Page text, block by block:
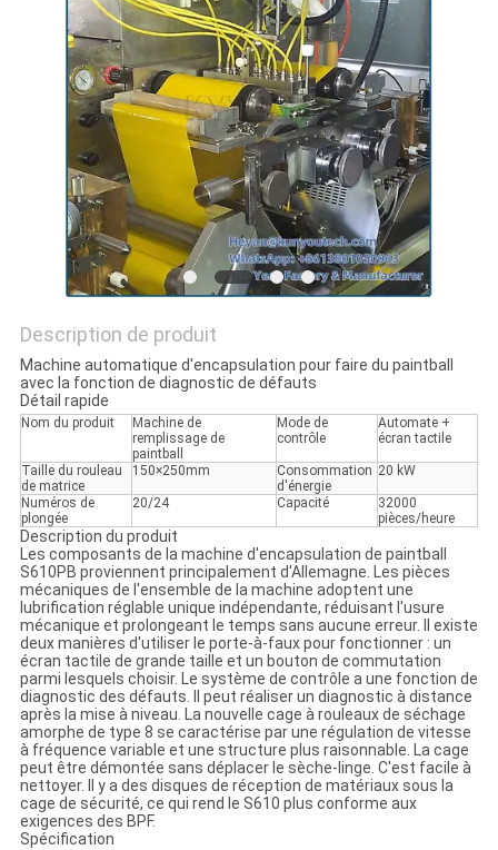
DEMANDEZ
UN DEVIS
PLAN
PRIVACY
Description de produit
Machine automatique d'encapsulation pour faire du paintball
avec la fonction de diagnostic de défauts
Détail rapide
Nom du produit
Machine de
remplissage de
paintball
Mode de
contrôle
Automate +
écran tactile
Taille du rouleau
de matrice
150×250mm
Consommation
d'énergie
20 kW
Numéros de
plongée
20/24 Capacité
32000
pièces/heure
Description du produit
Les composants de la machine d'encapsulation de paintball
S610PB proviennent principalement d'Allemagne. Les pièces
mécaniques de l'ensemble de la machine adoptent une
lubrification réglable unique indépendante, réduisant l'usure
mécanique et prolongeant le temps sans aucune erreur. Il existe
deux manières d'utiliser le porte-à-faux pour fonctionner : un
écran tactile de grande taille et un bouton de commutation
parmi lesquels choisir. Le système de contrôle a une fonction de
diagnostic des défauts. Il peut réaliser un diagnostic à distance
après la mise à niveau. La nouvelle cage à rouleaux de séchage
amorphe de type 8 se caractérise par une régulation de vitesse
à fréquence variable et une structure plus raisonnable. La cage
peut être démontée sans déplacer le sèche-linge. C'est facile à
nettoyer. Il y a des disques de réception de matériaux sous la
cage de sécurité, ce qui rend le S610 plus conforme aux
exigences des BPF.
Spécification